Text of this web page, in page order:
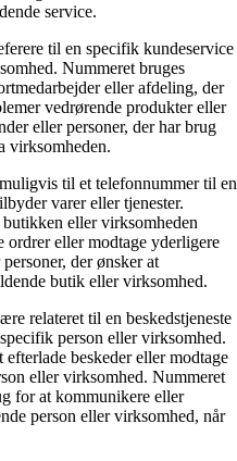
service.
til en specifik kundeservice
Nummeret bruges
eller afdeling, der
vedrørende produkter eller
eller personer, der har brug
virksomheden.
til et telefonnummer til en
varer eller tjenester.
eller virksomheden
ordrer eller modtage yderligere
der ønsker at
butik eller virksomhed.
relateret til en beskedstjeneste
person eller virksomhed.
beskeder eller modtage
eller virksomhed. Nummeret
for at kommunikere eller
person eller virksomhed, når